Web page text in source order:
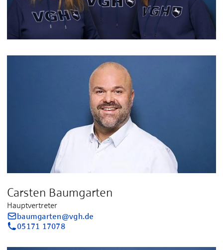
Carsten Baumgarten
Hauptvertreter
baumgarten@vgh.de
05171 17078